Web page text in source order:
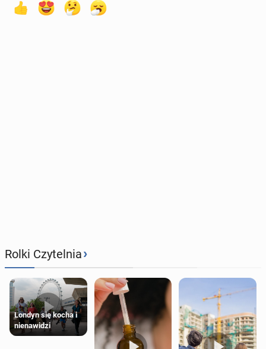
Rolki Czytelnia›
Londyn się kocha i
nienawidzi